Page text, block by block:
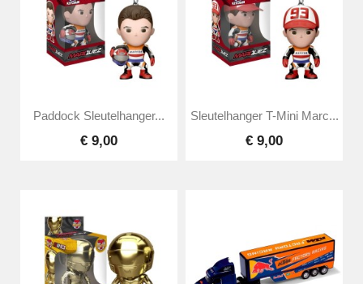
Paddock Sleutelhanger...
€ 9,00
Sleutelhanger T-Mini Marc...
€ 9,00